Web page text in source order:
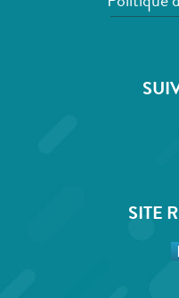
SITE